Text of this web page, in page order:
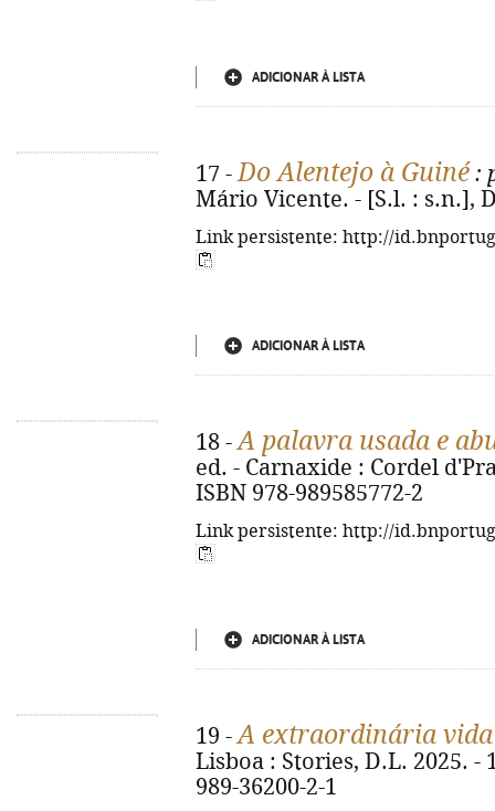
ADICIONAR À LISTA
17 -Do Alentejo à Guiné :
Mário Vicente. - [S.l. : s.n.],
Link persistente: http://
ADICIONAR À LISTA
18 -A palavra usada e
ed. - Carnaxide : Cordel
ISBN 978-989585772-2
Link persistente: http://
ADICIONAR À LISTA
19 -A extraordinária vida
Lisboa : Stories, D.L. 2025. -
989-36200-2-1